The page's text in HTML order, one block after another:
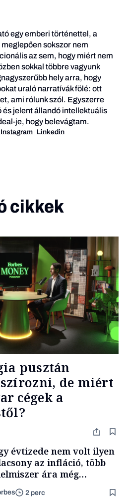
egy emberi történettel, a
sokszor nem
az sem, hogy miért nem
sokkal többre vagyunk
hely arra, hogy
uraló narratívák fölé: ott
ami rólunk szól. Egyszerre
és jelent állandó intellektuális
je, hogy belevágtam.
Instagram Linkedin
cikkek
pusztán
de miért
cégek a
évtizede nem volt ilyen
az infláció, több
ára még
csökken is
2 perc